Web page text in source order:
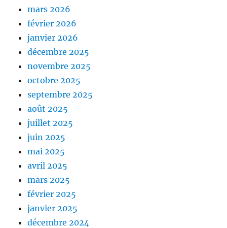
mars 2026
février 2026
janvier 2026
décembre 2025
novembre 2025
octobre 2025
septembre 2025
août 2025
juillet 2025
juin 2025
mai 2025
avril 2025
mars 2025
février 2025
janvier 2025
décembre 2024